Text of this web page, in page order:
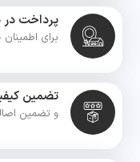
پرداخت
برای
تضمین
و تضمین